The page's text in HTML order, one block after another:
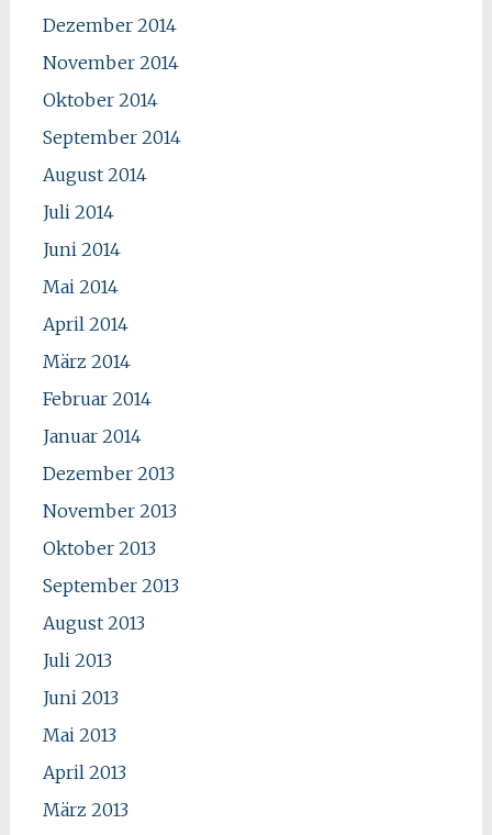
Dezember 2014
November 2014
Oktober 2014
September 2014
August 2014
Juli 2014
Juni 2014
Mai 2014
April 2014
März 2014
Februar 2014
Januar 2014
Dezember 2013
November 2013
Oktober 2013
September 2013
August 2013
Juli 2013
Juni 2013
Mai 2013
April 2013
März 2013